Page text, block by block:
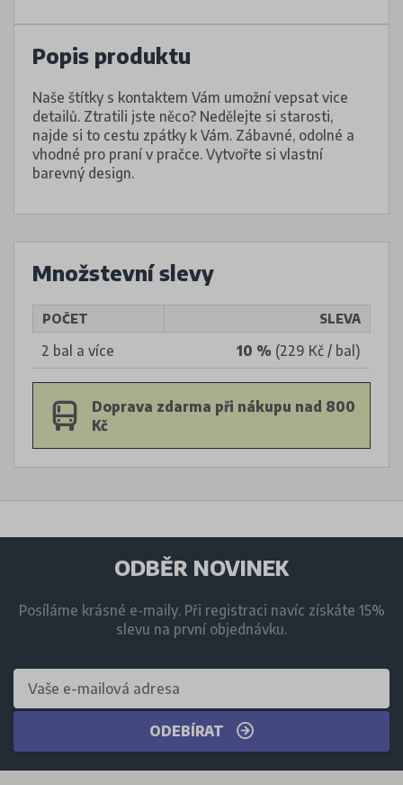
Popis produktu
Naše štítky s kontaktem Vám umožní vepsat vice
detailů. Ztratili jste něco? Nedělejte si starosti,
najde si to cestu zpátky k Vám. Zábavné, odolné a
vhodné pro praní v pračce. Vytvořte si vlastní
barevný design.
Množstevní slevy
POČET SLEVA
2 bal a více 10 % (229 Kč / bal)
Doprava zdarma při nákupu nad 800
Kč
ODBĚR NOVINEK
Posíláme krásné e-maily. Při registraci navíc získáte 15%
slevu na první objednávku.
ODEBÍRAT